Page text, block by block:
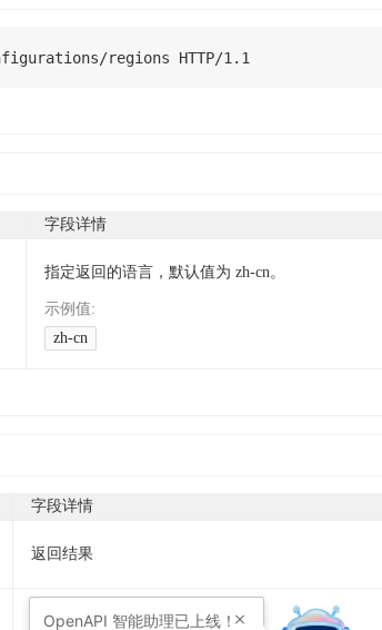
/regions HTTP/1.1
字段详情
指定返回的语言，默认值为 zh-cn。
示例值:
zh-cn
字段详情
返回结果
错误码
OpenAPI 智能助理已上线！